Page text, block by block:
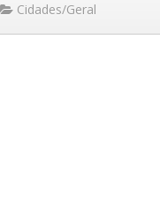
Cidades/Geral